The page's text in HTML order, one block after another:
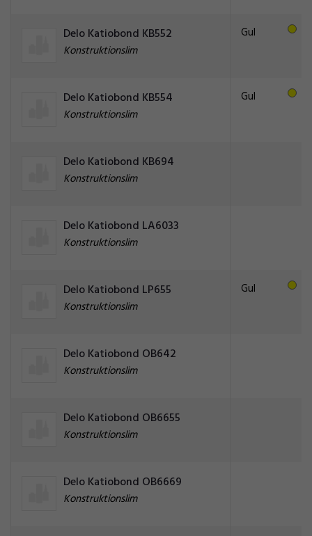
Delo Katiobond KB552
Konstruktionslim
Gul
Delo Katiobond KB554
Konstruktionslim
Gul
Delo Katiobond KB694
Konstruktionslim
Delo Katiobond LA6033
Konstruktionslim
Delo Katiobond LP655
Konstruktionslim
Gul
Delo Katiobond OB642
Konstruktionslim
Delo Katiobond OB6655
Konstruktionslim
Delo Katiobond OB6669
Konstruktionslim